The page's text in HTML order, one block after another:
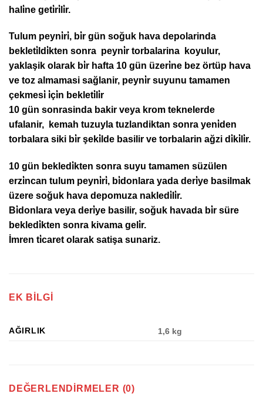
hali̇ne geti̇ri̇li̇r.
Tulum peyni̇ri̇, bi̇r gün soğuk hava depolarinda
bekleti̇ldi̇kten sonra peyni̇r torbalarina koyulur,
yaklaşik olarak bi̇r hafta 10 gün üzeri̇ne bez örtüp hava
ve toz almamasi sağlanir, peyni̇r suyunu tamamen
çekmesi̇ i̇çi̇n bekleti̇li̇r
10 gün sonrasinda bakir veya krom teknelerde
ufalanir, kemah tuzuyla tuzlandiktan sonra yeni̇den
torbalara siki bi̇r şeki̇lde basilir ve torbalarin ağzi di̇ki̇li̇r.
10 gün bekledi̇kten sonra suyu tamamen süzülen
erzi̇ncan tulum peyni̇ri̇, bi̇donlara yada deri̇ye basilmak
üzere soğuk hava depomuza nakledi̇li̇r.
Bi̇donlara veya deri̇ye basilir, soğuk havada bi̇r süre
bekledi̇kten sonra kivama geli̇r.
İmren ti̇caret olarak satişa sunariz.
EK BILGI
AĞIRLIK 1,6 kg
DEĞERLENDIRMELER (0)